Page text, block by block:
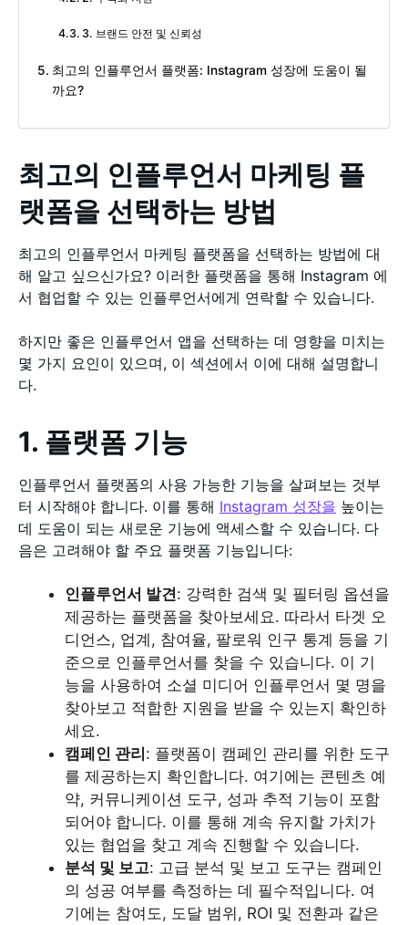
3. 브랜드 안전 및 신뢰성
최고의 인플루언서 플랫폼: Instagram 성장에 도움이 될
까요?
최고의 인플루언서 마케팅 플
랫폼을 선택하는 방법
최고의 인플루언서 마케팅 플랫폼을 선택하는 방법에 대
해 알고 싶으신가요? 이러한 플랫폼을 통해 Instagram 에
서 협업할 수 있는 인플루언서에게 연락할 수 있습니다.
하지만 좋은 인플루언서 앱을 선택하는 데 영향을 미치는
몇 가지 요인이 있으며, 이 섹션에서 이에 대해 설명합니
다.
1. 플랫폼 기능
인플루언서 플랫폼의 사용 가능한 기능을 살펴보는 것부
터 시작해야 합니다. 이를 통해 Instagram 성장을 높이는
데 도움이 되는 새로운 기능에 액세스할 수 있습니다. 다
음은 고려해야 할 주요 플랫폼 기능입니다:
인플루언서 발견: 강력한 검색 및 필터링 옵션을
제공하는 플랫폼을 찾아보세요. 따라서 타겟 오
디언스, 업계, 참여율, 팔로워 인구 통계 등을 기
준으로 인플루언서를 찾을 수 있습니다. 이 기
능을 사용하여 소셜 미디어 인플루언서 몇 명을
찾아보고 적합한 지원을 받을 수 있는지 확인하
세요.
캠페인 관리 : 플랫폼이 캠페인 관리를 위한 도구
를 제공하는지 확인합니다. 여기에는 콘텐츠 예
약, 커뮤니케이션 도구, 성과 추적 기능이 포함
되어야 합니다. 이를 통해 계속 유지할 가치가
있는 협업을 찾고 계속 진행할 수 있습니다.
분석 및 보고: 고급 분석 및 보고 도구는 캠페인
의 성공 여부를 측정하는 데 필수적입니다. 여
기에는 참여도, 도달 범위, ROI 및 전환과 같은